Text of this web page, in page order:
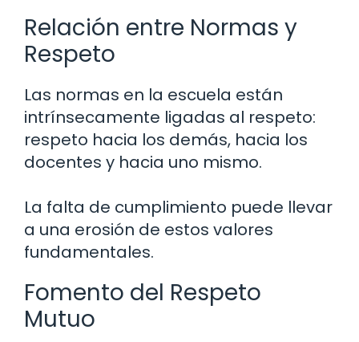
Relación entre Normas y
Respeto
Las normas en la escuela están
intrínsecamente ligadas al respeto:
respeto hacia los demás, hacia los
docentes y hacia uno mismo.
La falta de cumplimiento puede llevar
a una erosión de estos valores
fundamentales.
Fomento del Respeto
Mutuo